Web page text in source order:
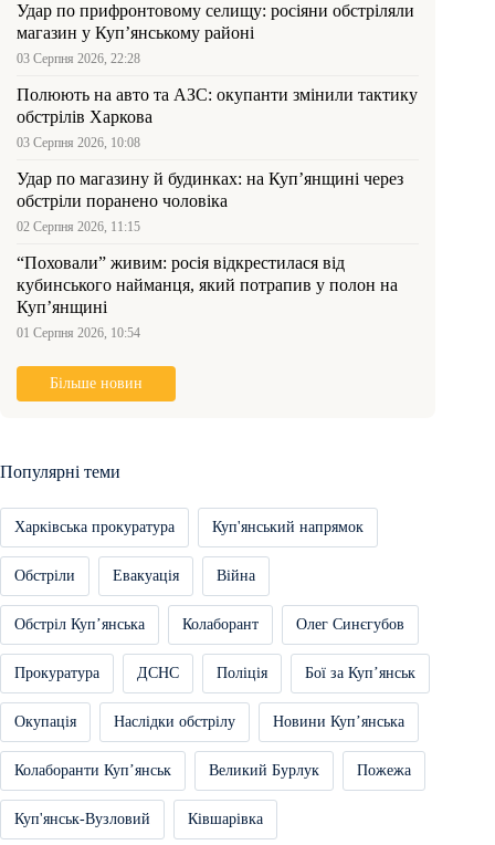
Удар по прифронтовому селищу: росіяни обстріляли
магазин у Куп’янському районі
03 Серпня 2026, 22:28
Полюють на авто та АЗС: окупанти змінили тактику
обстрілів Харкова
03 Серпня 2026, 10:08
Удар по магазину й будинках: на Куп’янщині через
обстріли поранено чоловіка
02 Серпня 2026, 11:15
“Поховали” живим: росія відкрестилася від
кубинського найманця, який потрапив у полон на
Куп’янщині
01 Серпня 2026, 10:54
Більше новин
Популярні теми
Харківська прокуратура Куп'янський напрямок
Обстріли Евакуація Війна
Обстріл Купʼянська Колаборант Олег Синєгубов
Прокуратура ДСНС Поліція Бої за Купʼянськ
Окупація Наслідки обстрілу Новини Купʼянська
Колаборанти Купʼянськ Великий Бурлук Пожежа
Куп'янськ-Вузловий Ківшарівка